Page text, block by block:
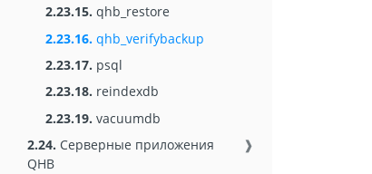
2.23.15. qhb_restore
2.23.16. qhb_verifybackup
2.23.17. psql
2.23.18. reindexdb
2.23.19. vacuumdb
2.24. Серверные приложения
QHB
❱